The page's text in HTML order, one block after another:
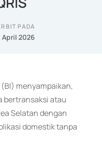
PADA
April 2026
menyampaikan,
bertransaksi atau
Selatan dengan
domestik tanpa